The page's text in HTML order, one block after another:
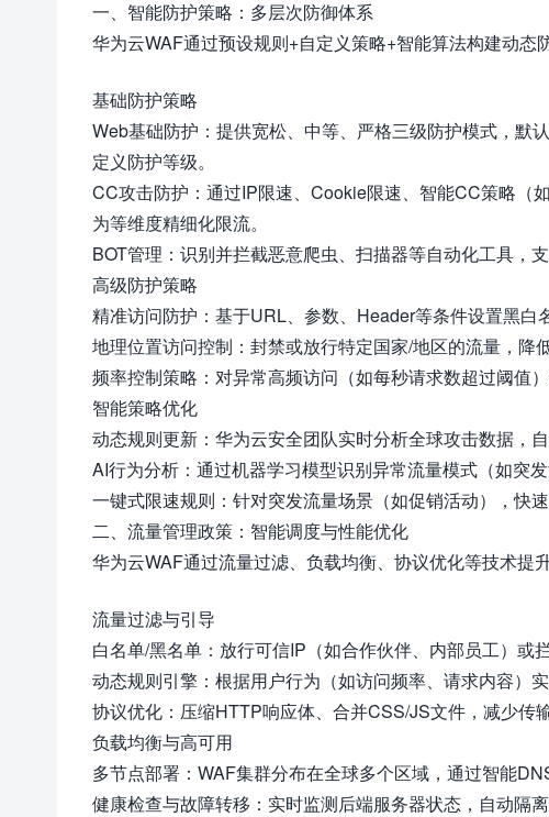
一、智能防护策略：多层次防御体系
华为云WAF通过预设规则+自定义策略+智能算法构建动态
基础防护策略
Web基础防护：提供宽松、中等、严格三级防护模式，默
定义防护等级。
CC攻击防护：通过IP限速、Cookie限速、智能CC策略（
为等维度精细化限流。
BOT管理：识别并拦截恶意爬虫、扫描器等自动化工具，
高级防护策略
精准访问防护：基于URL、参数、Header等条件设置黑白
地理位置访问控制：封禁或放行特定国家/地区的流量，降
频率控制策略：对异常高频访问（如每秒请求数超过阈值
智能策略优化
动态规则更新：华为云安全团队实时分析全球攻击数据，
AI行为分析：通过机器学习模型识别异常流量模式（如突
一键式限速规则：针对突发流量场景（如促销活动），快
二、流量管理政策：智能调度与性能优化
华为云WAF通过流量过滤、负载均衡、协议优化等技术提
流量过滤与引导
白名单/黑名单：放行可信IP（如合作伙伴、内部员工）或
动态规则引擎：根据用户行为（如访问频率、请求内容）
协议优化：压缩HTTP响应体、合并CSS/JS文件，减少传
负载均衡与高可用
多节点部署：WAF集群分布在全球多个区域，通过智能
健康检查与故障转移：实时监测后端服务器状态，自动隔